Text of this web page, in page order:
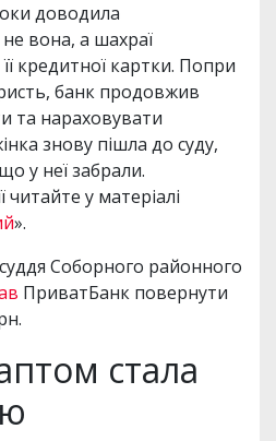
доводила
вона, а шахраї
кредитної картки. Попри
банк продовжив
та нараховувати
знову пішла до суду,
у неї забрали.
читайте у матеріалі
».
Соборного районного
ПриватБанк повернути
стала